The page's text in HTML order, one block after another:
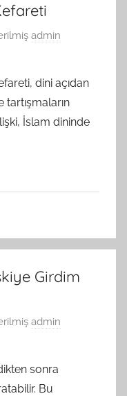
admin
dini açıdan
İslam dininde
Girdim
admin
sonra
Bu